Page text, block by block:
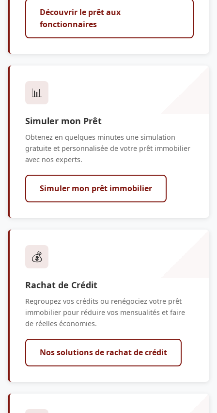
Découvrir le prêt aux
fonctionnaires
📊
Simuler mon Prêt
Obtenez en quelques minutes une simulation
gratuite et personnalisée de votre prêt immobilier
avec nos experts.
Simuler mon prêt immobilier
💰
Rachat de Crédit
Regroupez vos crédits ou renégociez votre prêt
immobilier pour réduire vos mensualités et faire
de réelles économies.
Nos solutions de rachat de crédit